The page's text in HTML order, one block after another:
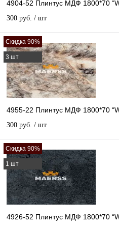
4904-52 Плинтус МДФ 1800*70
300 руб. / шт
Скидка 90%
3 шт
4955-22 Плинтус МДФ 1800*70
300 руб. / шт
Скидка 90%
1 шт
4926-52 Плинтус МДФ 1800*70